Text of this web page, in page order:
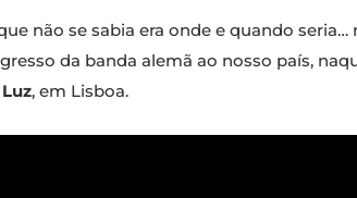
não se sabia era onde e quando
da banda alemã ao nosso país,
, em Lisboa.